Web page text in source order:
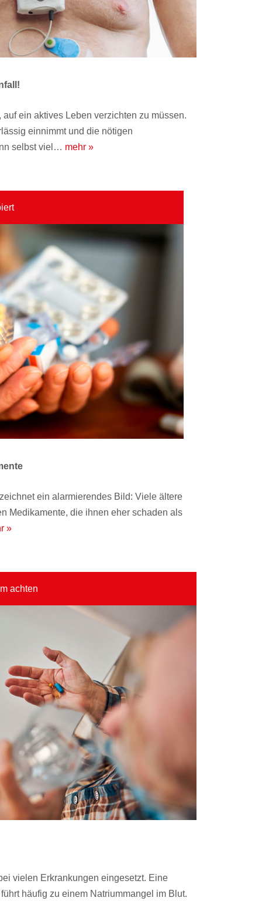
ein aktives Leben verzichten zu müssen.
einnimmt und die nötigen
selbst viel… mehr »
ein alarmierendes Bild: Viele ältere
Medikamente, die ihnen eher schaden als
»
achten
vielen Erkrankungen eingesetzt. Eine
häufig zu einem Natriummangel im Blut.